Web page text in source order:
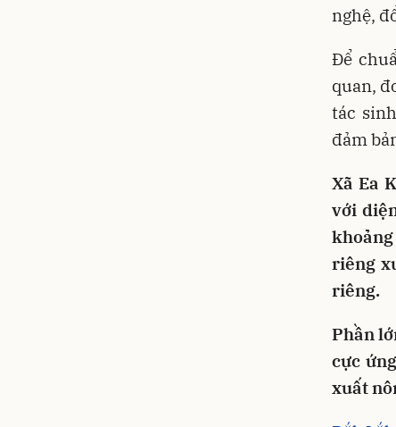
nghệ,
Để
quan,
tác
đảm
Xã Ea
với
riêng
riêng.
Phần
cực
xuất